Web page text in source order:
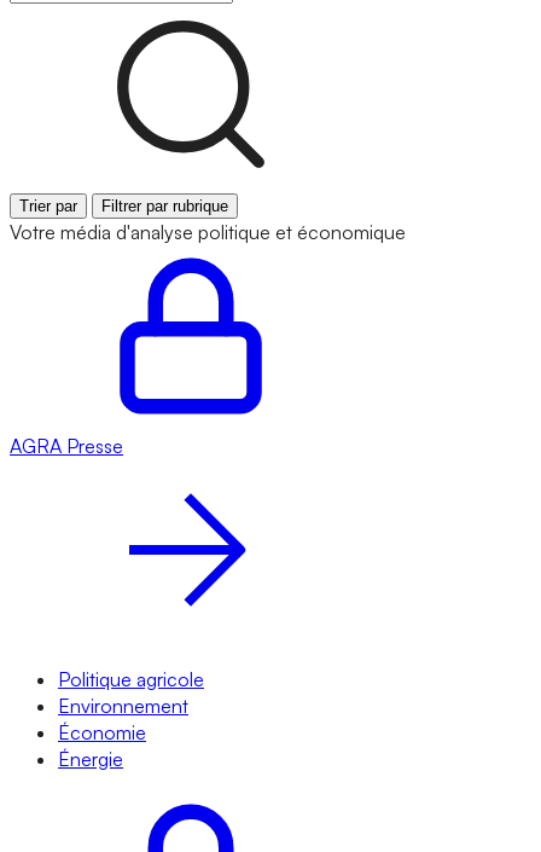
Trier par Filtrer par rubrique
Votre média d'analyse politique et économique
AGRA Presse
Politique agricole
Environnement
Économie
Énergie